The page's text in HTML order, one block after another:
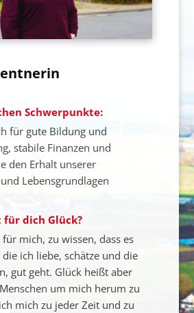
Schwerpunkte:
für gute Bildung und
stabile Finanzen und
den Erhalt unserer
Lebensgrundlagen
für dich Glück?
mich, zu wissen, dass es
ich liebe, schätze und die
gut geht. Glück heißt aber
um mich herum zu
mich zu jeder Zeit und zu